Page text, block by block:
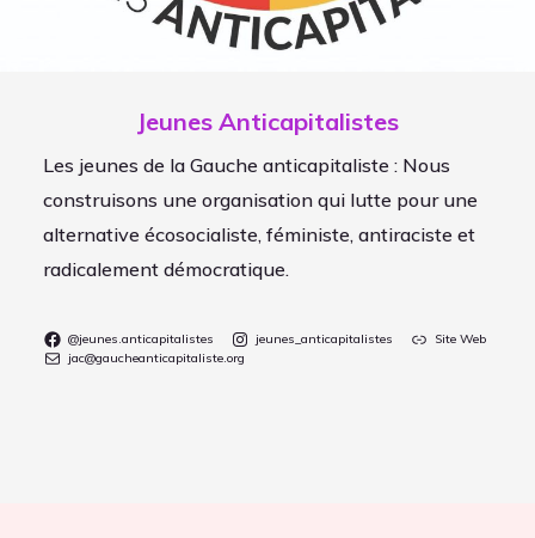
Jeunes Anticapitalistes
Les jeunes de la Gauche anticapitaliste : Nous
construisons une organisation qui lutte pour une
alternative écosocialiste, féministe, antiraciste et
radicalement démocratique.
@jeunes.anticapitalistes jeunes_anticapitalistes
Site Web
jac@gaucheanticapitaliste.org